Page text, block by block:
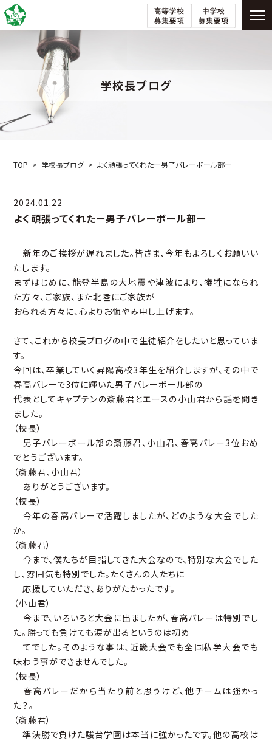
学校長ブログ
TOP 学校長ブログ よく頑張ってくれたー男子バレーボール部ー
2024.01.22
よく頑張ってくれたー男子バレーボール部ー
新年のご挨拶が遅れました。皆さま、今年もよろしくお願いい
たします。
まずはじめに、能登半島の大地震や津波により、犠牲になられ
た方々、ご家族、また北陸にご家族が
おられる方々に、心よりお悔やみ申し上げます。
さて、これから校長ブログの中で生徒紹介をしたいと思っていま
す。
今回は、卒業していく昇陽高校3年生を紹介しますが、その中で
春高バレーで3位に輝いた男子バレーボール部の
代表としてキャプテンの斎藤君とエースの小山君から話を聞き
ました。
（校長）
男子バレーボール部の斎藤君、小山君、春高バレー3位おめ
でとうございます。
（斎藤君、小山君）
ありがとうございます。
（校長）
今年の春高バレーで活躍しましたが、どのような大会でした
か。
（斎藤君）
今まで、僕たちが目指してきた大会なので、特別な大会でした
し、雰囲気も特別でした。たくさんの人たちに
応援していただき、ありがたかったです。
（小山君）
今まで、いろいろと大会に出ましたが、春高バレーは特別でし
た。勝っても負けても涙が出るというのは初め
てでした。そのような事は、近畿大会でも全国私学大会でも
味わう事ができませんでした。
（校長）
春高バレーだから当たり前と思うけど、他チームは強かっ
た？。
（斎藤君）
準決勝で負けた駿台学園は本当に強かったです。他の高校は